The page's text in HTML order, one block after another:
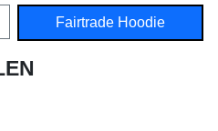
Fairtrade Hoodie